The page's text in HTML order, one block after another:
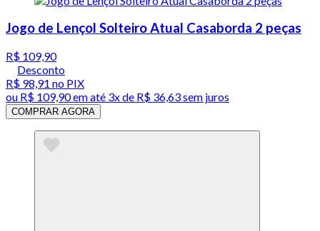
Jogo de Lençol Solteiro Atual Casaborda 2 peças
R$ 109,90
Desconto
R$ 98,91 no PIX
ou R$ 109,90em até 3x de R$ 36,63 sem juros
COMPRAR AGORA